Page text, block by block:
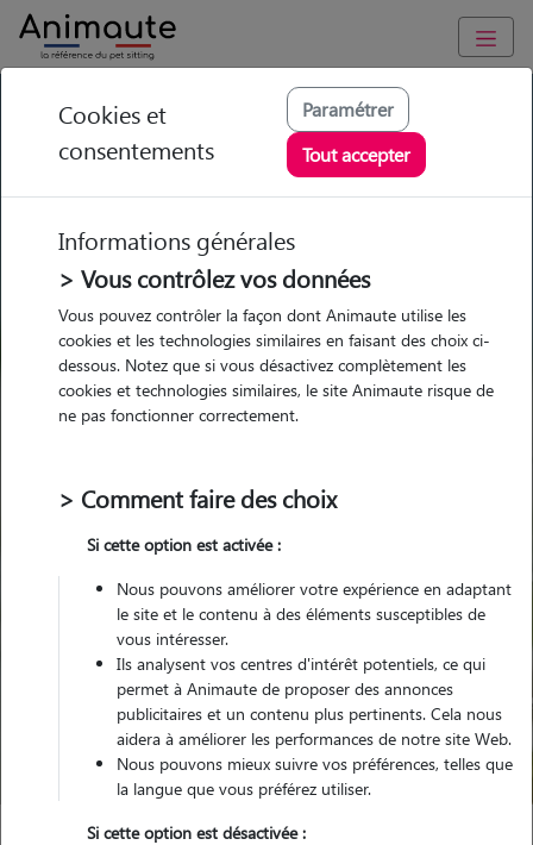
GARDE ANIMAUX à Bretteville-sur-Laize : Garde chien et chat
en famille ou à domicile, visites et promenades
Trouvez une garde animaux à
Bretteville-sur-Laize
Parmi nos 3 pet-sitters à
Bretteville-sur-Laize
Pour quel animal ?
Trouver mon Pet Sitter
Cookies et
consentements
Paramétrer
Tout accepter
Informations générales
> Vous contrôlez vos données
Vous pouvez contrôler la façon dont Animaute utilise les
cookies et les technologies similaires en faisant des choix ci-
dessous. Notez que si vous désactivez complètement les
cookies et technologies similaires, le site Animaute risque de
ne pas fonctionner correctement.
> Comment faire des choix
Si cette option est activée :
Nous pouvons améliorer votre expérience en adaptant
le site et le contenu à des éléments susceptibles de
vous intéresser.
Ils analysent vos centres d'intérêt potentiels, ce qui
permet à Animaute de proposer des annonces
publicitaires et un contenu plus pertinents. Cela nous
aidera à améliorer les performances de notre site Web.
Nous pouvons mieux suivre vos préférences, telles que
la langue que vous préférez utiliser.
Si cette option est désactivée :